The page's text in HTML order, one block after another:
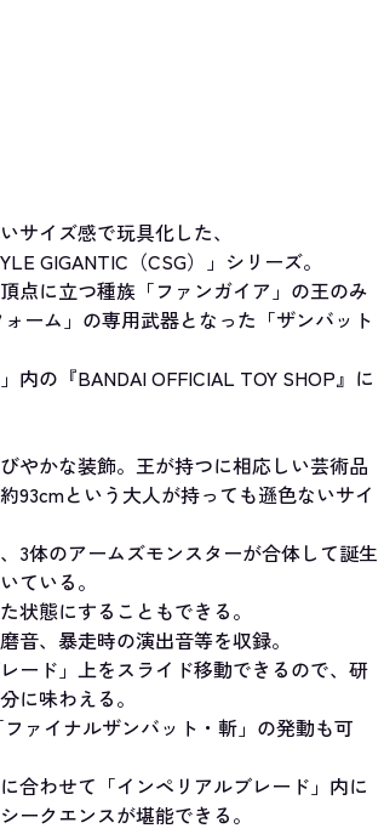
サイズ感で玩具化した、
GIGANTIC（CSG）」シリーズ。
点に立つ種族「ファンガイア」の王のみ
ーム」の専用武器となった「ザンバット
の『BANDAI OFFICIAL TOY SHOP』に
やかな装飾。王が持つに相応しい芸術品
93cmという大人が持っても遜色ないサイ
3体のアームズモンスターが合体して誕生
ている。
状態にすることもできる。
音、暴走時の演出音等を収録。
ード」上をスライド移動できるので、研
に味わえる。
ァイナルザンバット・斬」の発動も可
合わせて「インペリアルブレード」内に
ークエンスが堪能できる。